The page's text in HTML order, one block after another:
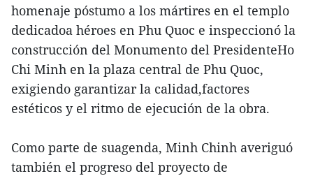
homenaje póstumo a los mártires en el templo
dedicadoa héroes en Phu Quoc e inspeccionó la
construcción del Monumento del PresidenteHo
Chi Minh en la plaza central de Phu Quoc,
exigiendo garantizar la calidad,factores
estéticos y el ritmo de ejecución de la obra.
Como parte de suagenda, Minh Chinh averiguó
también el progreso del proyecto de